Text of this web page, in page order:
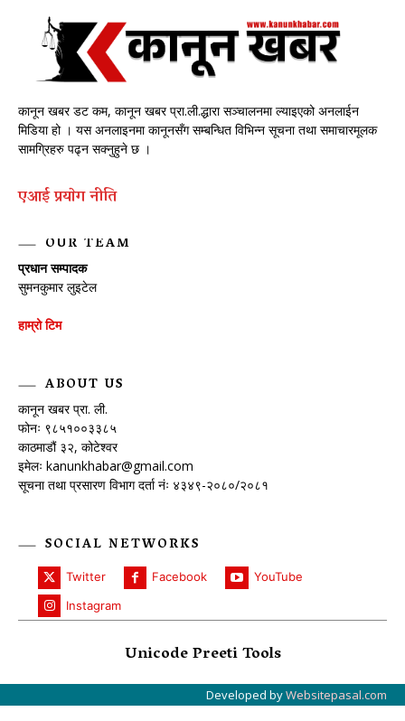
कानून खबर डट कम, कानून खबर प्रा.ली.द्धारा सञ्चालनमा ल्याइएको अनलाईन
मिडिया हो । यस अनलाइनमा कानूनसँग सम्बन्धित विभिन्न सूचना तथा समाचारमूलक
सामग्रिहरु पढ्न सक्नुहुने छ ।
एआई प्रयाेग नीति
OUR TEAM
प्रधान सम्पादक
सुमनकुमार लुइटेल
हाम्रो टिम
ABOUT US
कानून खबर प्रा. ली.
फोनः ९८५१००३३८५
काठमाडौं ३२, कोटेश्वर
इमेलः kanunkhabar@gmail.com
सूचना तथा प्रसारण विभाग दर्ता नंः ४३४९-२०८०/२०८१
SOCIAL NETWORKS
Twitter Facebook
YouTube
Instagram
Unicode Preeti Tools
Developed byWebsitepasal.com